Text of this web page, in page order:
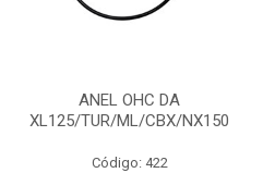
ANEL OHC DA
XL125/TUR/ML/CBX/NX150
Código: 422